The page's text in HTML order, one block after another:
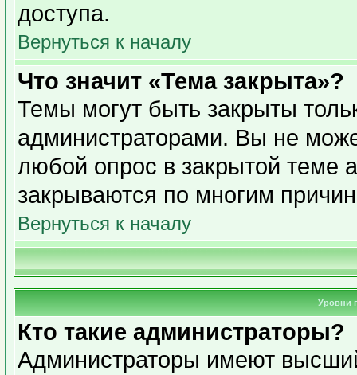
доступа.
Вернуться к началу
Что значит «Тема закрыта»?
Темы могут быть закрыты
администраторами. Вы не
любой опрос в закрытой теме
закрываются по многим
Вернуться к началу
Уровни
Кто такие администраторы?
Администраторы имеют